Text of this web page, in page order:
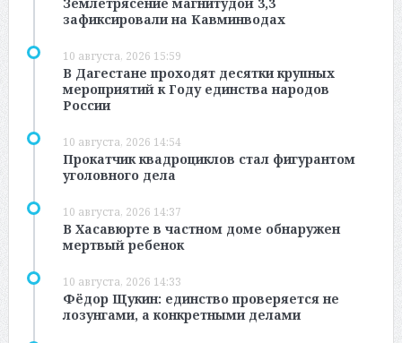
зафиксировали на Кавминводах
10 августа, 2026 15:59
В Дагестане проходят десятки крупных
мероприятий к Году единства народов
России
10 августа, 2026 14:54
Прокатчик квадроциклов стал фигурантом
уголовного дела
10 августа, 2026 14:37
В Хасавюрте в частном доме обнаружен
мертвый ребенок
10 августа, 2026 14:33
Фёдор Щукин: единство проверяется не
лозунгами, а конкретными делами